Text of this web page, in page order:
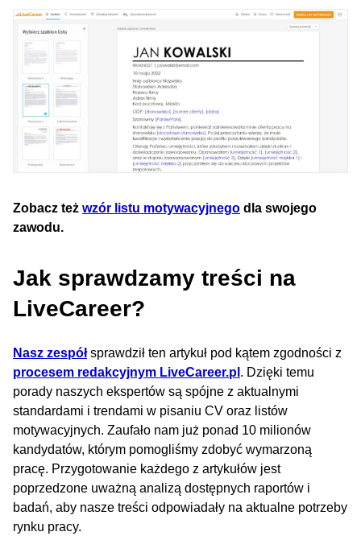
Zobacz też wzór listu motywacyjnego dla swojego
zawodu.
Jak sprawdzamy treści na
LiveCareer?
Nasz zespółsprawdził ten artykuł pod kątem zgodności z
procesem redakcyjnym LiveCareer.pl . Dzięki temu
porady naszych ekspertów są spójne z aktualnymi
standardami i trendami w pisaniu CV oraz listów
motywacyjnych. Zaufało nam już ponad 10 milionów
kandydatów, którym pomogliśmy zdobyć wymarzoną
pracę. Przygotowanie każdego z artykułów jest
poprzedzone uważną analizą dostępnych raportów i
badań, aby nasze treści odpowiadały na aktualne potrzeby
rynku pracy.